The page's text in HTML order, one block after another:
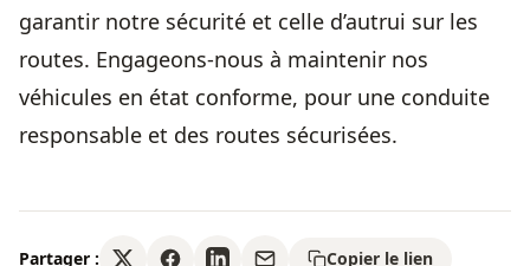
garantir notre sécurité et celle d’autrui sur les
routes. Engageons-nous à maintenir nos
véhicules en état conforme, pour une conduite
responsable et des routes sécurisées.
Partager : Copier le lien